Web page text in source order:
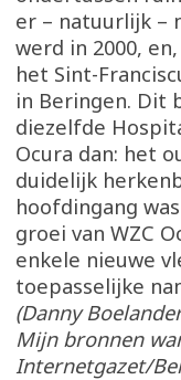
er – natuurlijk –
werd in 2000,
het Sint-
in Beringen. Dit
diezelfde
Ocura dan: het
duidelijk
hoofdingang
groei van WZC
enkele nieuwe
toepasselijke
(Danny
Mijn bronnen
Internetgazet/